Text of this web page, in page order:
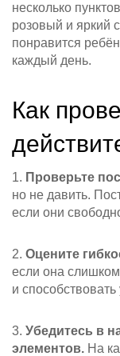
несколько
розовый и яркий
понравится
каждый день.
Как
1. Проверьте
но не давить.
если они
2. Оцените
если она слишком
и способствовать
3. Убедитесь в
элементов. На